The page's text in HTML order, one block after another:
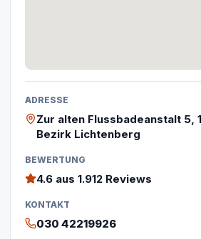
ADRESSE
Zur alten Flussbadeanstalt 5,
Bezirk Lichtenberg
BEWERTUNG
4.6 aus 1.912 Reviews
KONTAKT
030 42219926